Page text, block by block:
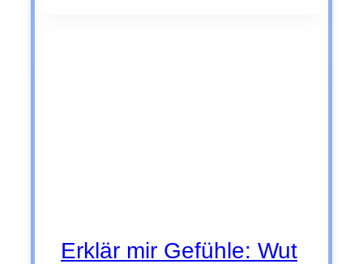
Erklär mir Gefühle: Wut